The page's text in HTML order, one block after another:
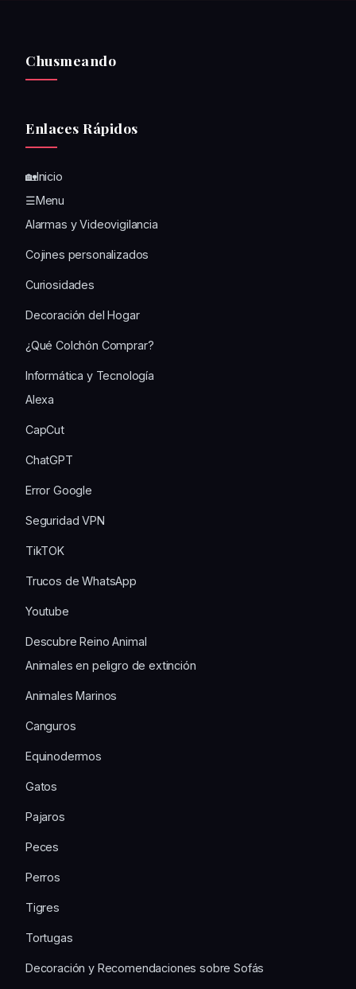
Chusmeando
Enlaces Rápidos
🏡Inicio
☰Menu
Alarmas y Videovigilancia
Cojines personalizados
Curiosidades
Decoración del Hogar
¿Qué Colchón Comprar?
Informática y Tecnología
Alexa
CapCut
ChatGPT
Error Google
Seguridad VPN
TikTOK
Trucos de WhatsApp
Youtube
Descubre Reino Animal
Animales en peligro de extinción
Animales Marinos
Canguros
Equinodermos
Gatos
Pajaros
Peces
Perros
Tigres
Tortugas
Decoración y Recomendaciones sobre Sofás